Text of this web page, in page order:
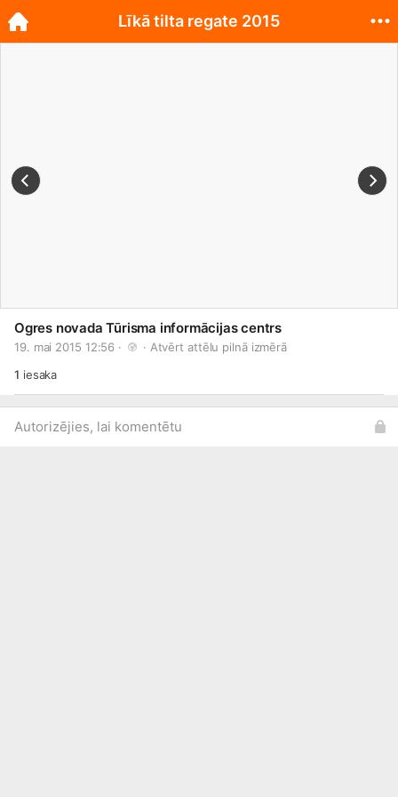
Ogres novada Tūrisma informācijas centrs
19. mai 2015 12:56 · · Atvērt attēlu pilnā izmērā
1 iesaka
Autorizējies, lai komentētu
Līkā tilta regate 2015